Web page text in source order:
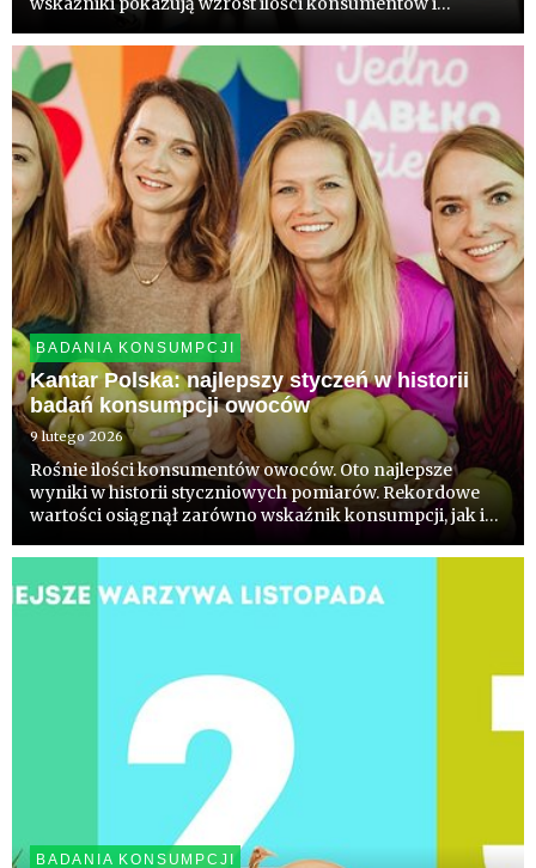
producentów i kreatorów polityki zdrowotnej.
BADANIA KONSUMPCJI
Kantar Polska: najlepszy styczeń w historii
badań konsumpcji owoców
9 lutego 2026
Rośnie ilości konsumentów owoców. Oto najlepsze
wyniki w historii styczniowych pomiarów. Rekordowe
wartości osiągnął zarówno wskaźnik konsumpcji, jak i
wskaźnik „Wczoraj na talerzu” zanotował drugi
najwyższy wynik w historii...
BADANIA KONSUMPCJI